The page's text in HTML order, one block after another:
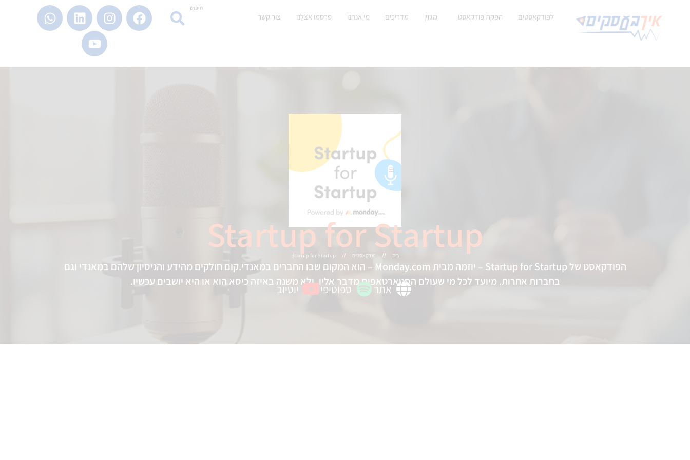
לפודקאסטים הפקת פודקאסט מגזין מדריכים מי אנחנו פרסמו אצלנו צור קשר
חיפוש
Startup for Startup
בית // פודקאסטים //
Startup for Startup
הפודקאסט של Startup for Startup – יוזמה מבית Monday.com – הוא המקום שבו החברים במאנדי.קום חולקים מהידע והניסיון שלהם במאנדי וגם
בחברות אחרות. מיועד לכל מי שעולם הסטארטאפים מדבר אליו, ולא משנה באיזה כיסא הוא או היא יושבים עכשיו.
אתר ספוטיפי יוטיוב